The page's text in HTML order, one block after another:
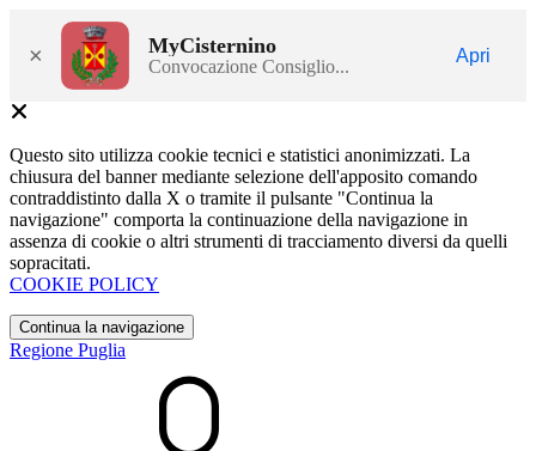
× MyCisternino
Convocazione Consiglio...
Apri
Questo sito utilizza cookie tecnici e statistici anonimizzati. La
chiusura del banner mediante selezione dell'apposito comando
contraddistinto dalla X o tramite il pulsante "Continua la
navigazione" comporta la continuazione della navigazione in
assenza di cookie o altri strumenti di tracciamento diversi da quelli
sopracitati.
COOKIE POLICY
Continua la navigazione
Regione Puglia